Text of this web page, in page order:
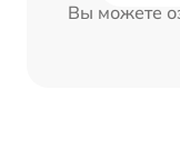
Вы можете